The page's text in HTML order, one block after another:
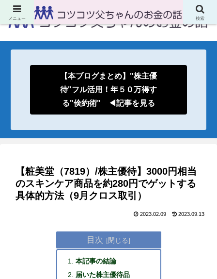
【本ブログまとめ】"株主優
待"フル活用！年５０万得す
る"倹約術" ◀記事を見る
【粧美堂（7819）/株主優待】3000円相当
のスキンケア商品を約280円でゲットする
具体的方法（9月クロス取引）
2023.02.09 2023.09.13
目次
本記事の結論
届いた株主優待品
メニュー 検索